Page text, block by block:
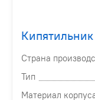
Страна
Тип
Материал